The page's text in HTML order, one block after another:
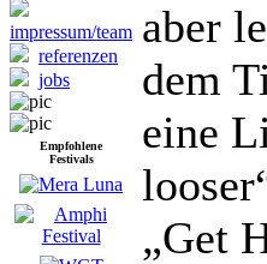
impressum/team
referenzen
jobs
Empfohlene
Festivals
aber
dem
eine
„Get